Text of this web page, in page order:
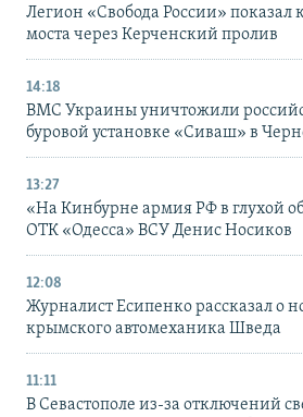
Легион «Свобода России» показал
моста через Керченский пролив
14:18
ВМС Украины уничтожили
буровой установке «Сиваш» в
13:27
«На Кинбурне армия РФ в глухой
ОТК «Одесса» ВСУ Денис Носиков
12:08
Журналист Есипенко рассказал о
крымского автомеханика Шведа
11:11
В Севастополе из-за отключений